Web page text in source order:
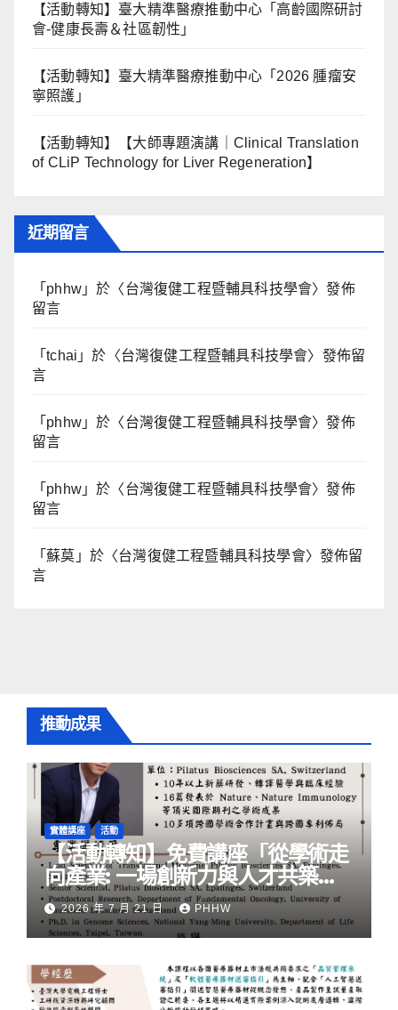
【活動轉知】臺大精準醫療推動中心「高齡國際研討
會-健康長壽＆社區韌性」
【活動轉知】臺大精準醫療推動中心「2026 腫瘤安
寧照護」
【活動轉知】【大師專題演講｜Clinical Translation
of CLiP Technology for Liver Regeneration】
近期留言
「 phhw 」於〈台灣復健工程暨輔具科技學會〉發佈
留言
「tchai 」於〈台灣復健工程暨輔具科技學會〉發佈留
言
「 phhw 」於〈台灣復健工程暨輔具科技學會〉發佈
留言
「 phhw 」於〈台灣復健工程暨輔具科技學會〉發佈
留言
「蘇莫 」於〈台灣復健工程暨輔具科技學會〉發佈留
言
推動成果
實體講座 活動
【活動轉知】免費講座「從學術走
向產業: ⼀場創新力與⼈才共築的
旅程」
2026 年 7 月 21 日 PHHW